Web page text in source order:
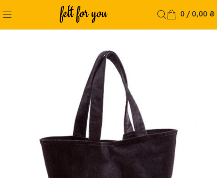
0 / 0,00 ₴